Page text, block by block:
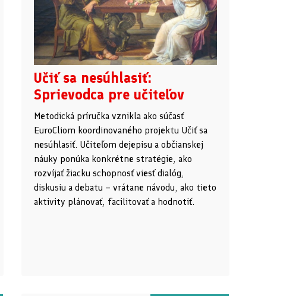
Učiť sa nesúhlasiť:
Sprievodca pre učiteľov
Metodická príručka vznikla ako súčasť
EuroCliom koordinovaného projektu Učiť sa
nesúhlasiť. Učiteľom dejepisu a občianskej
náuky ponúka konkrétne stratégie, ako
rozvíjať žiacku schopnosť viesť dialóg,
diskusiu a debatu – vrátane návodu, ako tieto
aktivity plánovať, facilitovať a hodnotiť.